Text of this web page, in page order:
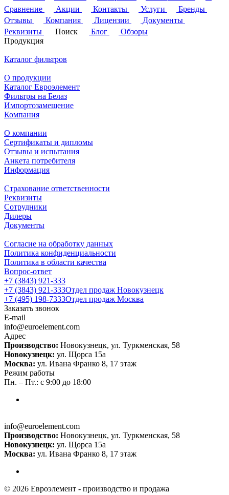
Сравнение
Акции Контакты Услуги
Бренды
Отзывы
Компания Лицензии
Документы
Реквизиты
Поиск Блог
Обзоры
Продукция
Каталог фильтров
О продукции
Каталог Евроэлемент
Фильтры на Белаз
Импортозамещение
Компания
О компании
Сертификаты и дипломы
Отзывы и испытания
Анкета потребителя
Информация
Страхование ответственности
Реквизиты
Сотрудники
Дилеры
Документы
Согласие на обработку данных
Политика конфиденциальности
Политика в области качества
Вопрос-ответ
+7 (3843) 921-333
+7 (3843) 921-333Отдел продаж Новокузнецк
+7 (495) 198-7333Отдел продаж Москва
Заказать звонок
E-mail
info@euroelement.com
Адрес
Производство: Новокузнецк, ул. Туркменская, 58
Новокузнецк: ул. Щорса 15а
Москва: ул. Ивана Франко 8, 17 этаж
Режим работы
Пн. – Пт.: с 9:00 до 18:00
info@euroelement.com
Производство: Новокузнецк, ул. Туркменская, 58
Новокузнецк: ул. Щорса 15а
Москва: ул. Ивана Франко 8, 17 этаж
© 2026 Евроэлемент - производство и продажа